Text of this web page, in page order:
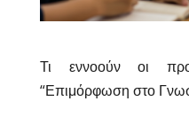
Τι εννοούν οι
“Επιμόρφωση στο